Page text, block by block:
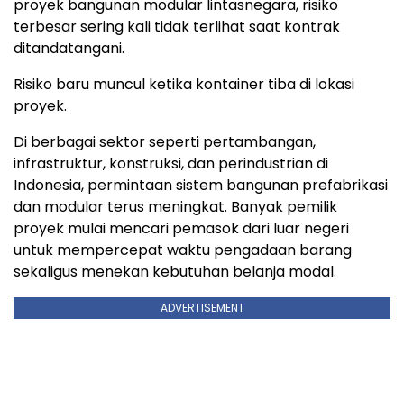
proyek bangunan modular lintasnegara, risiko
terbesar sering kali tidak terlihat saat kontrak
ditandatangani.
Risiko baru muncul ketika kontainer tiba di lokasi
proyek.
Di berbagai sektor seperti pertambangan,
infrastruktur, konstruksi, dan perindustrian di
Indonesia, permintaan sistem bangunan prefabrikasi
dan modular terus meningkat. Banyak pemilik
proyek mulai mencari pemasok dari luar negeri
untuk mempercepat waktu pengadaan barang
sekaligus menekan kebutuhan belanja modal.
ADVERTISEMENT